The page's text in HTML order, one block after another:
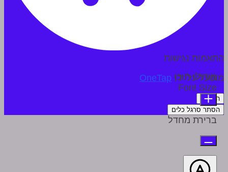
התאמות נגישות
מופעל על ידי OneTap
הצהרה
הסתר סרגל כלים
מודולי תוכן
Font Size
ברירת מחדל